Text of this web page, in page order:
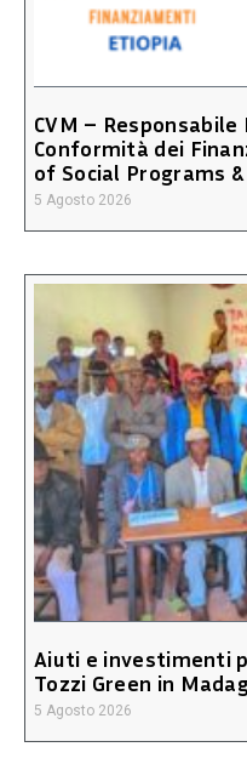
CVM –
Conformità dei
of Social Programs
5 Agosto 2026
Aiuti e investimenti
Tozzi Green in
5 Agosto 2026